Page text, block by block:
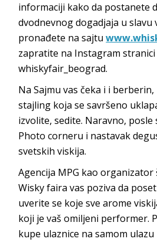
informaciji kako da postanete
dvodnevnog dogadjaja u slavu
pronađete na sajtu
zapratite na Instagram stranici
whiskyfair_beograd.
Na Sajmu vas čeka i i
stajling koja se savršeno
izvolite, sedite. Naravno, posle
Photo corneru i nastavak
svetskih viskija.
Agencija MPG kao
Wisky faira vas poziva da
uverite se koje sve arome
koji je vaš omiljeni performer.
kupe ulaznice na samom